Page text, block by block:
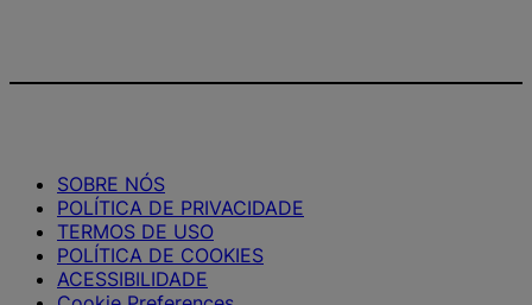
SOBRE NÓS
POLÍTICA DE PRIVACIDADE
TERMOS DE USO
POLÍTICA DE COOKIES
ACESSIBILIDADE